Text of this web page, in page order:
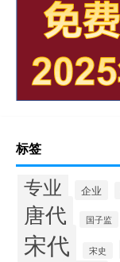
标签
专业 企业
唐代 国子监
宋代 宋史